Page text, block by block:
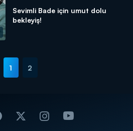
Sevimli Bade için umut dolu
bekleyiş!
1 2